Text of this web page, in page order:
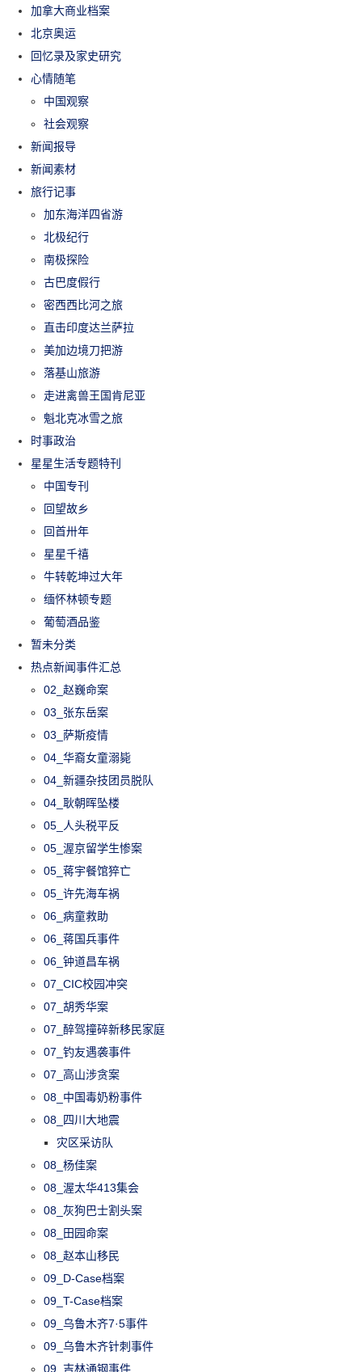
加拿大商业档案
北京奥运
回忆录及家史研究
心情随笔
中国观察
社会观察
新闻报导
新闻素材
旅行记事
加东海洋四省游
北极纪行
南极探险
古巴度假行
密西西比河之旅
直击印度达兰萨拉
美加边境刀把游
落基山旅游
走进禽兽王国肯尼亚
魁北克冰雪之旅
时事政治
星星生活专题特刊
中国专刊
回望故乡
回首卅年
星星千禧
牛转乾坤过大年
缅怀林顿专题
葡萄酒品鉴
暂未分类
热点新闻事件汇总
02_赵巍命案
03_张东岳案
03_萨斯疫情
04_华裔女童溺毙
04_新疆杂技团员脱队
04_耿朝晖坠楼
05_人头税平反
05_渥京留学生惨案
05_蒋宇餐馆猝亡
05_许先海车祸
06_病童救助
06_蒋国兵事件
06_钟道昌车祸
07_CIC校园冲突
07_胡秀华案
07_醉驾撞碎新移民家庭
07_钓友遇袭事件
07_高山涉贪案
08_中国毒奶粉事件
08_四川大地震
灾区采访队
08_杨佳案
08_渥太华413集会
08_灰狗巴士割头案
08_田园命案
08_赵本山移民
09_D-Case档案
09_T-Case档案
09_乌鲁木齐7·5事件
09_乌鲁木齐针刺事件
09_吉林通钢事件